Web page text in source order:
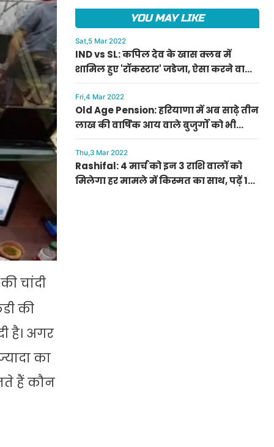
चांदी
की
है। अगर
का
हैं कौन
YOU MAY LIKE
Sat,5 Mar 2022
IND vs SL: कपिल देव के खास क्लब में
शामिल हुए 'रॉकस्टार' जडेजा, ऐसा करने वाले
बने मात्र दूसरे भारतीय
Fri,4 Mar 2022
Old Age Pension: हरियाणा में अब साढ़े तीन
लाख की वार्षिक आय वाले बुजुर्गों को भी
मिलेगी बुढ़ापा पेंशन, सीएम मनोहर लाल का
ऐलान
Thu,3 Mar 2022
Rashifal: 4 मार्च को इन 3 राशि वालों को
मिलेगा हर मामले में किस्मत का साथ, पढ़ें 12